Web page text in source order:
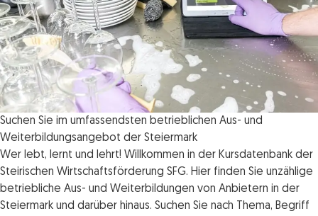
Suchen Sie im umfassendsten betrieblichen Aus- und
Weiterbildungsangebot der Steiermark
Wer lebt, lernt und lehrt! Willkommen in der Kursdatenbank der
Steirischen Wirtschaftsförderung SFG. Hier finden Sie unzählige
betriebliche Aus- und Weiterbildungen von Anbietern in der
Steiermark und darüber hinaus. Suchen Sie nach Thema, Begriff